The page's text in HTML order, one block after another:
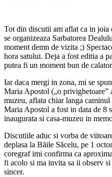
Tot din discutii am aflat ca in joia
se organizeaza Sarbatorea
moment demn de vizita ;)
hora satului. Deja a fost editia a
putea fi un moment bun de
Iar daca mergi in zona, mi se
Maria Apostol („o privighetoare”
muzeu, aflata chiar langa
Maria Apostol a fost in data de 8
inaugurata si casa-muzeu in
Discutiile aduc si vorba de
deplasa la Băile Săcelu, pe 1
coregraf imi confirma ca
fi acolo si ma invita sa ii observ
sincer.